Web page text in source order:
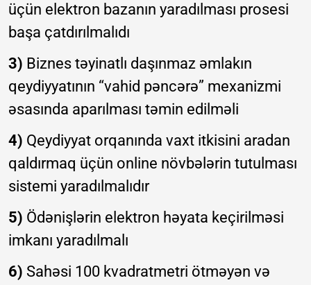
üçün elektron bazanın yaradılması prosesi
başa çatdırılmalıdı
3) Biznes təyinatlı daşınmaz əmlakın
qeydiyyatının “vahid pəncərə” mexanizmi
əsasında aparılması təmin edilməli
4) Qeydiyyat orqanında vaxt itkisini aradan
qaldırmaq üçün online növbələrin tutulması
sistemi yaradılmalıdır
5) Ödənişlərin elektron həyata keçirilməsi
imkanı yaradılmalı
6) Sahəsi 100 kvadratmetri ötməyən və